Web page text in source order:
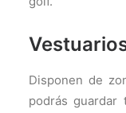
Disponen de
podrás guardar